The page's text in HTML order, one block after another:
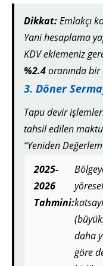
Dikkat:Emlakçı
Yani hesaplama
KDV eklemeniz
%2.4oranında bir
3. Döner
Tapu devir
tahsil edilen
“Yeniden
2025-
2026
Tahmini:
yöresel
daha
göre